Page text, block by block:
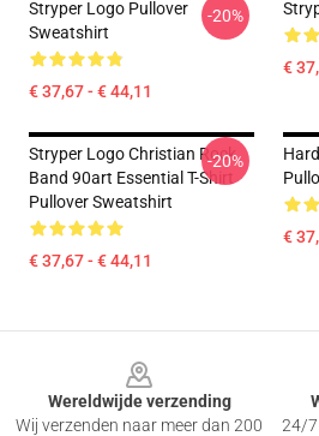
Stryper Logo Pullover
Sweatshirt
€ 37,67 - € 44,11
-20%
€
Stryper Logo Christian Rock
Band 90art Essential T-Shirt
Pullover Sweatshirt
€ 37,67 - € 44,11
-20%
€
Wereldwijde verzending
Wij verzenden naar meer dan 200
24/7